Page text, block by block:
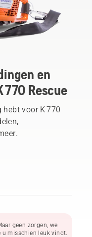
en
770 Rescue
voor K 770
geen zorgen, we
misschien leuk vindt.